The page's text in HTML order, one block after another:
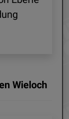
Wieloch